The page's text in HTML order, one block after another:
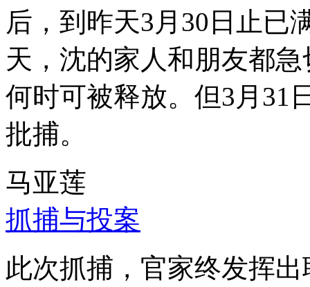
后，到昨天3月30日止已
天，沈的家人和朋友都
何时可被释放。但3月31
批捕。
马亚莲
抓捕与投案
此次抓捕，官家终发挥